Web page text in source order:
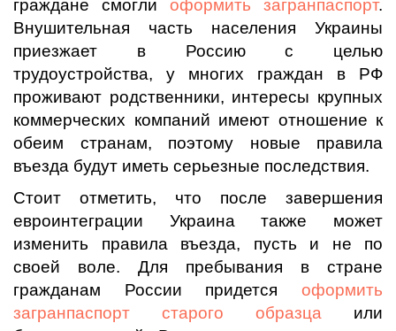
граждане смогли оформить загранпаспорт.
Внушительная часть населения Украины
приезжает в Россию с целью
трудоустройства, у многих граждан в РФ
проживают родственники, интересы крупных
коммерческих компаний имеют отношение к
обеим странам, поэтому новые правила
въезда будут иметь серьезные последствия.
Стоит отметить, что после завершения
евроинтеграции Украина также может
изменить правила въезда, пусть и не по
своей воле. Для пребывания в стране
гражданам России придется оформить
загранпаспорт старого образца или